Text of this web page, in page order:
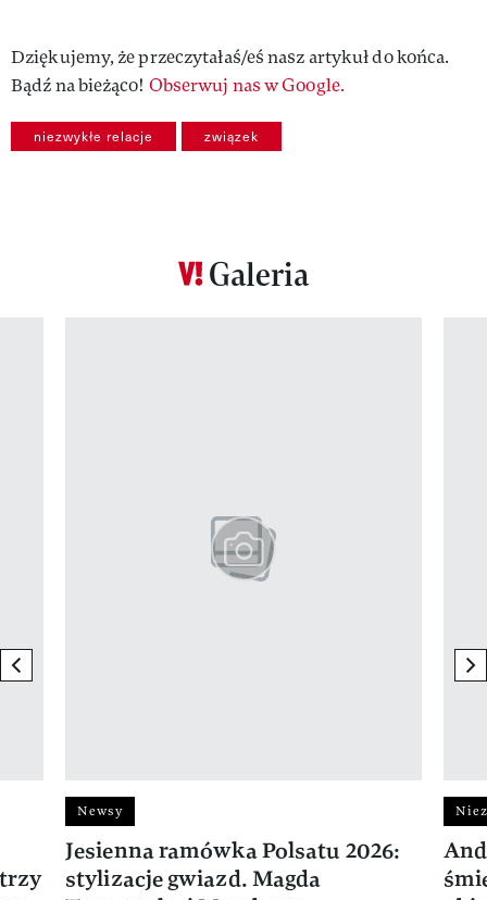
Dziękujemy, że przeczytałaś/eś nasz artykuł do końca.
Bądź na bieżąco! Obserwuj nas w Google.
niezwykłe relacje związek
Galeria
previous element
Newsy
Jesienna ramówka Polsatu 2026:
stylizacje gwiazd. Magda